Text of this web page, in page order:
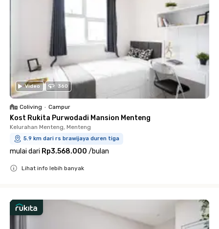
Video 360
Coliving • Campur
Kost Rukita Purwodadi Mansion Menteng
Kelurahan Menteng, Menteng
5.9 km dari rs brawijaya duren tiga
mulai dari Rp3.568.000 /bulan
Lihat info lebih banyak